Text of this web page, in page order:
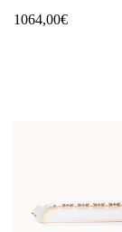
1064,00€